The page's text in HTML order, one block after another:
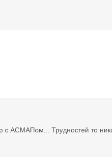
с АСМАПом... Трудностей то